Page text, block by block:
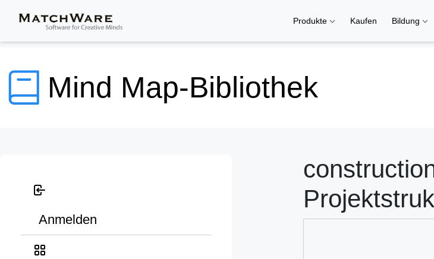
Produkte Kaufen Bildung
Mind Map-Bibliothek
Anmelden